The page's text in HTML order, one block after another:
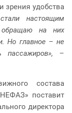
зрения удобства
настоящим
на них
Но главное – не
пассажиров», –
состава
поставит
директора